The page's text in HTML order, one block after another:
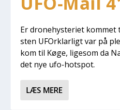
Er dro­ne­hyste­ri­et kom­met
sten UFOr­klar­ligt var på
kom til Køge, lige­som da
det nye ufo-hots­pot.
LÆS MERE